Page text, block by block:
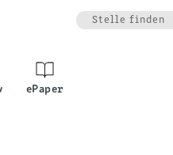
Stelle finden
ePaper